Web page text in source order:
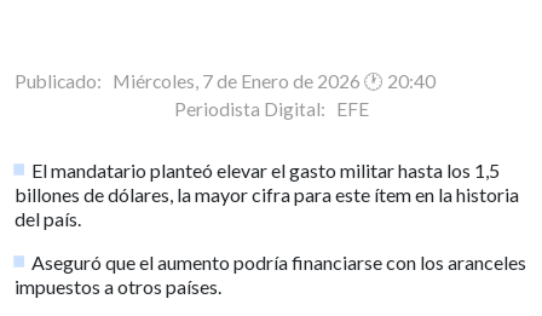
Publicado: Miércoles, 7 de Enero de 2026 🕐 20:40
Periodista Digital: EFE
El mandatario planteó elevar el gasto militar hasta los 1,5
billones de dólares, la mayor cifra para este ítem en la historia
del país.
Aseguró que el aumento podría financiarse con los aranceles
impuestos a otros países.